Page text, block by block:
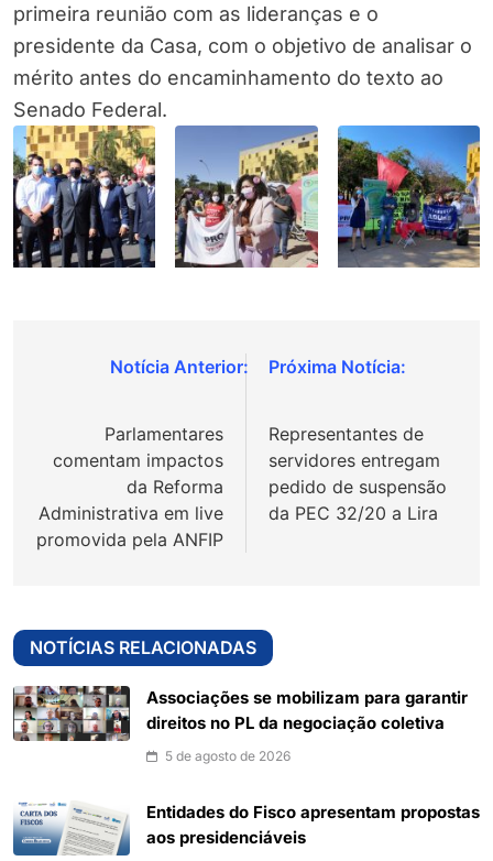
primeira reunião com as lideranças e o
presidente da Casa, com o objetivo de analisar o
mérito antes do encaminhamento do texto ao
Senado Federal.
Navegação
Post
Parlamentares
comentam impactos
da Reforma
Administrativa em live
promovida pela ANFIP
Representantes de
servidores entregam
pedido de suspensão
da PEC 32/20 a Lira
NOTÍCIAS RELACIONADAS
Associações se mobilizam para garantir
direitos no PL da negociação coletiva
5 de agosto de 2026
Entidades do Fisco apresentam propostas
aos presidenciáveis